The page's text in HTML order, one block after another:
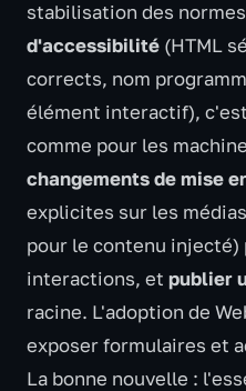
stabilisation des
d'accessibilité (HTML
corrects, nom
élément interactif),
comme pour les
changements de mise
explicites sur les
pour le contenu
interactions, et publier
racine. L'adoption de
exposer formulaires et
La bonne nouvelle :